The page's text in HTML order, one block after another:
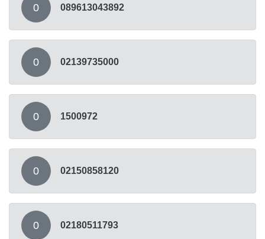
0 089613043892
0 02139735000
0 1500972
0 02150858120
0 02180511793